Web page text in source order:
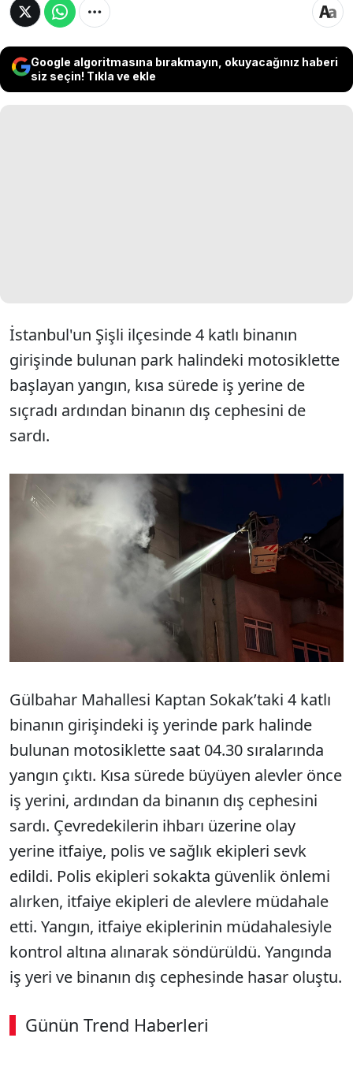
Google algoritmasına bırakmayın, okuyacağınız haberi
siz seçin! Tıkla ve ekle
İstanbul'un Şişli ilçesinde 4 katlı binanın
girişinde bulunan park halindeki motosiklette
başlayan yangın, kısa sürede iş yerine de
sıçradı ardından binanın dış cephesini de
sardı.
Gülbahar Mahallesi Kaptan Sokak’taki 4 katlı
binanın girişindeki iş yerinde park halinde
bulunan motosiklette saat 04.30 sıralarında
yangın çıktı. Kısa sürede büyüyen alevler önce
iş yerini, ardından da binanın dış cephesini
sardı. Çevredekilerin ihbarı üzerine olay
yerine itfaiye, polis ve sağlık ekipleri sevk
edildi. Polis ekipleri sokakta güvenlik önlemi
alırken, itfaiye ekipleri de alevlere müdahale
etti. Yangın, itfaiye ekiplerinin müdahalesiyle
kontrol altına alınarak söndürüldü. Yangında
iş yeri ve binanın dış cephesinde hasar oluştu.
Günün Trend Haberleri